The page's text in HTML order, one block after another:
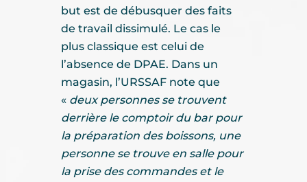
but est de débusquer des faits
de travail dissimulé. Le cas le
plus classique est celui de
l’absence de DPAE. Dans un
magasin, l’URSSAF note que
« deux personnes se trouvent
derrière le comptoir du bar pour
la préparation des boissons, une
personne se trouve en salle pour
la prise des commandes et le